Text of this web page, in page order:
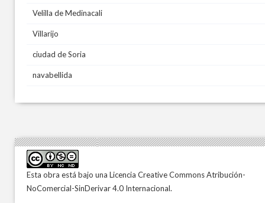
Velilla de Medinacali
Villarijo
ciudad de Soria
navabellida
Esta obra está bajo una Licencia Creative Commons Atribución-
NoComercial-SinDerivar 4.0 Internacional.